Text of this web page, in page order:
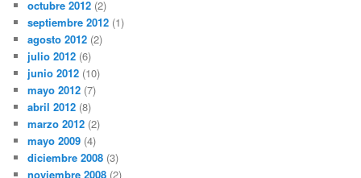
octubre 2012 (2)
septiembre 2012 (1)
agosto 2012 (2)
julio 2012 (6)
junio 2012 (10)
mayo 2012 (7)
abril 2012 (8)
marzo 2012 (2)
mayo 2009 (4)
diciembre 2008 (3)
noviembre 2008 (2)